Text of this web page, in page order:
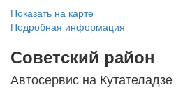
Показать на карте
Подробная информация
Советский район
Автосервис на Кутателадзе